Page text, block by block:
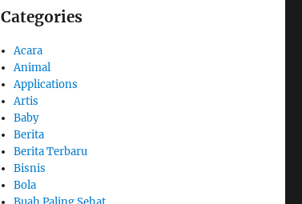
Categories
Acara
Animal
Applications
Artis
Baby
Berita
Berita Terbaru
Bisnis
Bola